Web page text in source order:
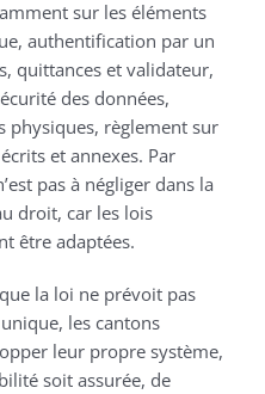
sur les éléments
authentification par un
quittances et validateur,
des données,
physiques, règlement sur
et annexes. Par
pas à négliger dans la
droit, car les lois
être adaptées.
la loi ne prévoit pas
les cantons
leur propre système,
soit assurée, de